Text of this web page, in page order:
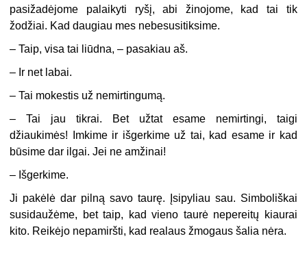
pasižadėjome palaikyti ryšį, abi žinojome, kad tai tik
žodžiai. Kad daugiau mes nebesusitiksime.
– Taip, visa tai liūdna, – pasakiau aš.
– Ir net labai.
– Tai mokestis už nemirtingumą.
– Tai jau tikrai. Bet užtat esame nemirtingi, taigi
džiaukimės! Imkime ir išgerkime už tai, kad esame ir kad
būsime dar ilgai. Jei ne amžinai!
– Išgerkime.
Ji pakėlė dar pilną savo taurę. Įsipyliau sau. Simboliškai
susidaužėme, bet taip, kad vieno taurė nepereitų kiaurai
kito. Reikėjo nepamiršti, kad realaus žmogaus šalia nėra.